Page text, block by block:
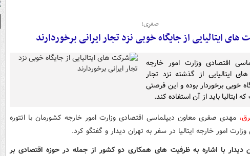
صفری:
های ایتالیایی از جایگاه خوبی نزد تجار ایرانی برخوردارند
اقتصادی وزارت امور خارجه
ایتالیایی از گذشته نزد تجار
خوبی برخوردار بوده و این فرصتی
ایتالیا باید از آن استفاده کند.
مهدی صفری معاون دیپلماسی اقتصادی وزارت امور خارجه کشورمان با اتتوره
امور خارجه ایتالیا در سفر به تهران دیدار و گفتگو کرد.
دیدار با اشاره به ظرفیت های همکاری دو کشور از جمله در حوزه اقتصادی بر